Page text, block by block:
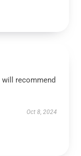
recommend
Oct 8, 2024